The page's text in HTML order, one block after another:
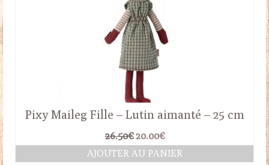
Pixy Maileg Fille – Lutin aimanté – 25 cm
26.50€ Le
prix
initial
20.00€Le
prix
actuel
AJOUTER AU PANIER